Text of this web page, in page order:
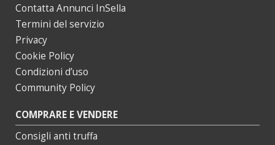
Contatta Annunci InSella
Termini del servizio
Privacy
Cookie Policy
Condizioni d’uso
Community Policy
COMPRARE E VENDERE
Consigli anti truffa